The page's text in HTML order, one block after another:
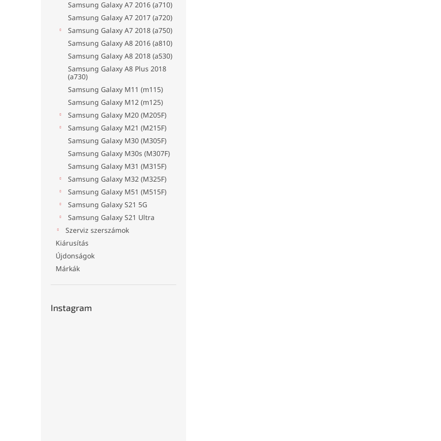
Samsung Galaxy A7 2016 (a710)
Samsung Galaxy A7 2017 (a720)
Samsung Galaxy A7 2018 (a750)
Samsung Galaxy A8 2016 (a810)
Samsung Galaxy A8 2018 (a530)
Samsung Galaxy A8 Plus 2018
(a730)
Samsung Galaxy M11 (m115)
Samsung Galaxy M12 (m125)
Samsung Galaxy M20 (M205F)
Samsung Galaxy M21 (M215F)
Samsung Galaxy M30 (M305F)
Samsung Galaxy M30s (M307F)
Samsung Galaxy M31 (M315F)
Samsung Galaxy M32 (M325F)
Samsung Galaxy M51 (M515F)
Samsung Galaxy S21 5G
Samsung Galaxy S21 Ultra
Szerviz szerszámok
Kiárusítás
Újdonságok
Márkák
Instagram